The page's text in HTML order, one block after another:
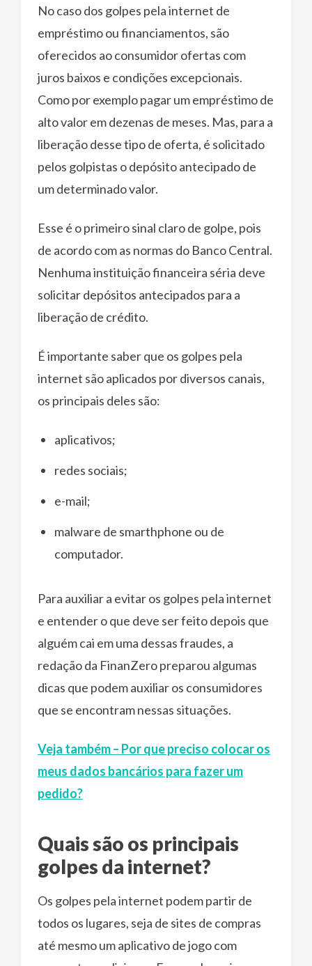
No caso dos golpes pela internet de
empréstimo ou financiamentos, são
oferecidos ao consumidor ofertas com
juros baixos e condições excepcionais.
Como por exemplo pagar um empréstimo de
alto valor em dezenas de meses. Mas, para a
liberação desse tipo de oferta, é solicitado
pelos golpistas o depósito antecipado de
um determinado valor.
Esse é o primeiro sinal claro de golpe, pois
de acordo com as normas do Banco Central.
Nenhuma instituição financeira séria deve
solicitar depósitos antecipados para a
liberação de crédito.
É importante saber que os golpes pela
internet são aplicados por diversos canais,
os principais deles são:
aplicativos;
redes sociais;
e-mail;
malware de smarthphone ou de
computador.
Para auxiliar a evitar os golpes pela internet
e entender o que deve ser feito depois que
alguém cai em uma dessas fraudes, a
redação da FinanZero preparou algumas
dicas que podem auxiliar os consumidores
que se encontram nessas situações.
Veja também – Por que preciso colocar os
meus dados bancários para fazer um
pedido?
Quais são os principais
golpes da internet?
Os golpes pela internet podem partir de
todos os lugares, seja de sites de compras
até mesmo um aplicativo de jogo com